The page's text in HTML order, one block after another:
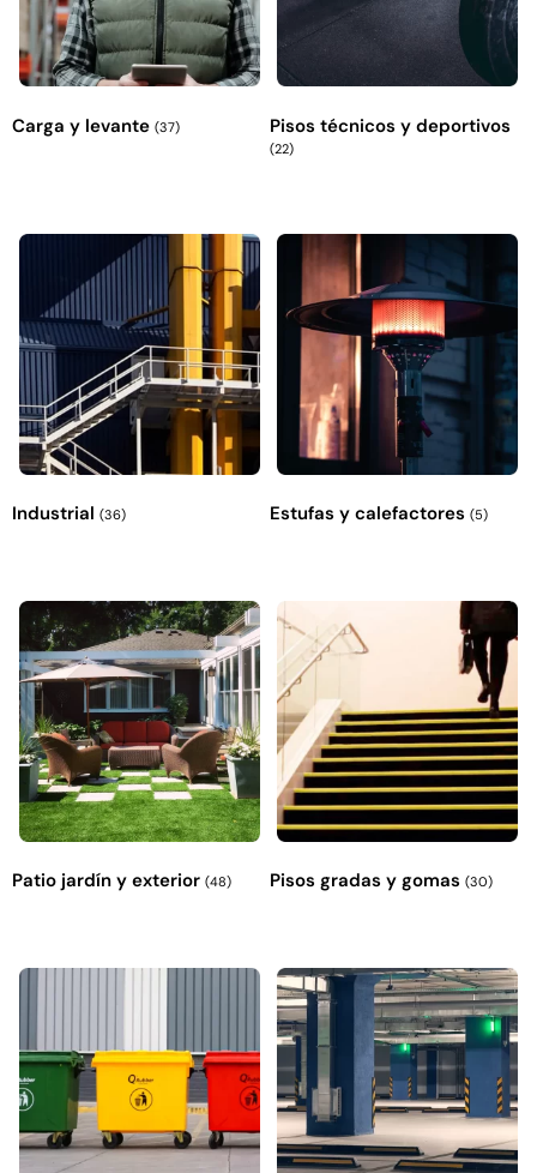
Carga y levante (37) Pisos técnicos y deportivos
(22)
Industrial (36) Estufas y calefactores (5)
Patio jardín y exterior (48) Pisos gradas y gomas (30)